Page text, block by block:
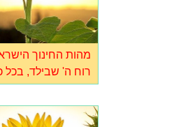
מהות החינוך
רוח ה' שבילד, בכל